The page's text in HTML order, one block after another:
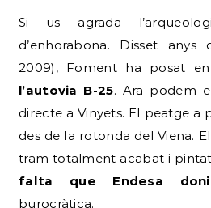
Si us agrada
d’enhorabona. Disset
2009), Foment ha posat
l’autovia B-25. Ara podem
directe a Vinyets. El peatge a
des de la rotonda del Viena.
tram totalment acabat i
falta que Endesa
burocràtica.